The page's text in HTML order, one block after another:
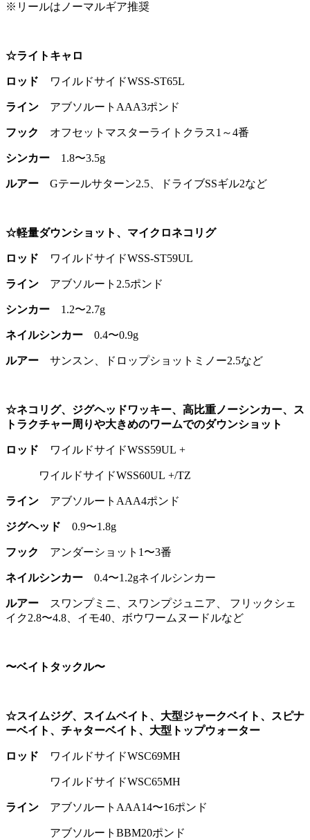
※リールはノーマルギア推奨
☆ライトキャロ
ロッド ワイルドサイドWSS-ST65L
ライン アブソルートAAA3ポンド
フック オフセットマスターライトクラス1～4番
シンカー 1.8〜3.5g
ルアー Gテールサターン2.5、ドライブSSギル2など
☆軽量ダウンショット、マイクロネコリグ
ロッド ワイルドサイドWSS-ST59UL
ライン アブソルート2.5ポンド
シンカー 1.2〜2.7g
ネイルシンカー 0.4〜0.9g
ルアー サンスン、ドロップショットミノー2.5など
☆ネコリグ、ジグヘッドワッキー、高比重ノーシンカー、ス
トラクチャー周りや大きめのワームでのダウンショット
ロッド ワイルドサイドWSS59UL +
ワイルドサイドWSS60UL +/TZ
ライン アブソルートAAA4ポンド
ジグヘッド 0.9〜1.8g
フック アンダーショット1〜3番
ネイルシンカー 0.4〜1.2gネイルシンカー
ルアー スワンプミニ、スワンプジュニア、 フリックシェ
イク2.8〜4.8、イモ40、ボウワームヌードルなど
〜ベイトタックル〜
☆スイムジグ、スイムベイト、大型ジャークベイト、スピナ
ーベイト、チャターベイト、大型トップウォーター
ロッド ワイルドサイドWSC69MH
ワイルドサイドWSC65MH
ライン アブソルートAAA14〜16ポンド
アブソルートBBM20ポンド